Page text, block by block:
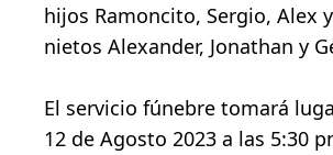
hijos Ramoncito, Sergio, Alex
nietos Alexander, Jonathan y
El servicio fúnebre tomará
12 de Agosto 2023 a las 5:30